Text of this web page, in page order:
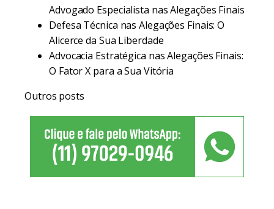
Advogado Especialista nas Alegações Finais
Defesa Técnica nas Alegações Finais: O
Alicerce da Sua Liberdade
Advocacia Estratégica nas Alegações Finais:
O Fator X para a Sua Vitória
Outros posts